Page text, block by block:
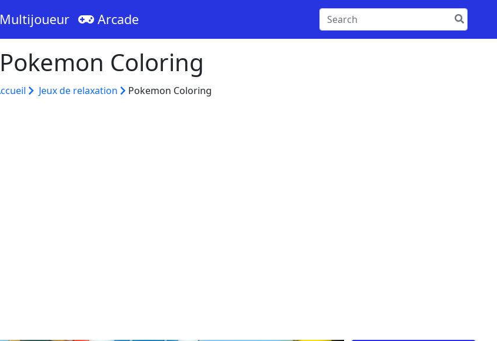
Arcade
Pokemon Coloring
Jeux de relaxation Pokemon Coloring